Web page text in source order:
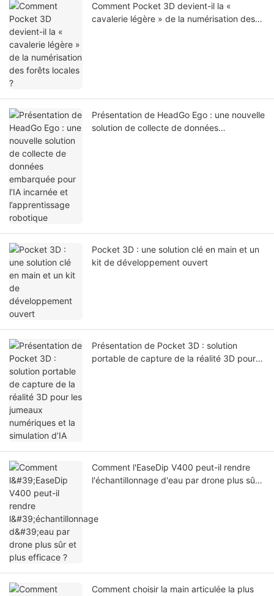
Comment Pocket 3D devient-il la «
cavalerie légère » de la numérisation des
Présentation de HeadGo Ego : une nouvelle
solution de collecte de données
Pocket 3D : une solution clé en main et un
kit de développement ouvert
Présentation de Pocket 3D : solution
portable de capture de la réalité 3D pour
Comment l'EaseDip V400 peut-il rendre
l'échantillonnage d'eau par drone plus sûr
Comment choisir la main articulée la plus